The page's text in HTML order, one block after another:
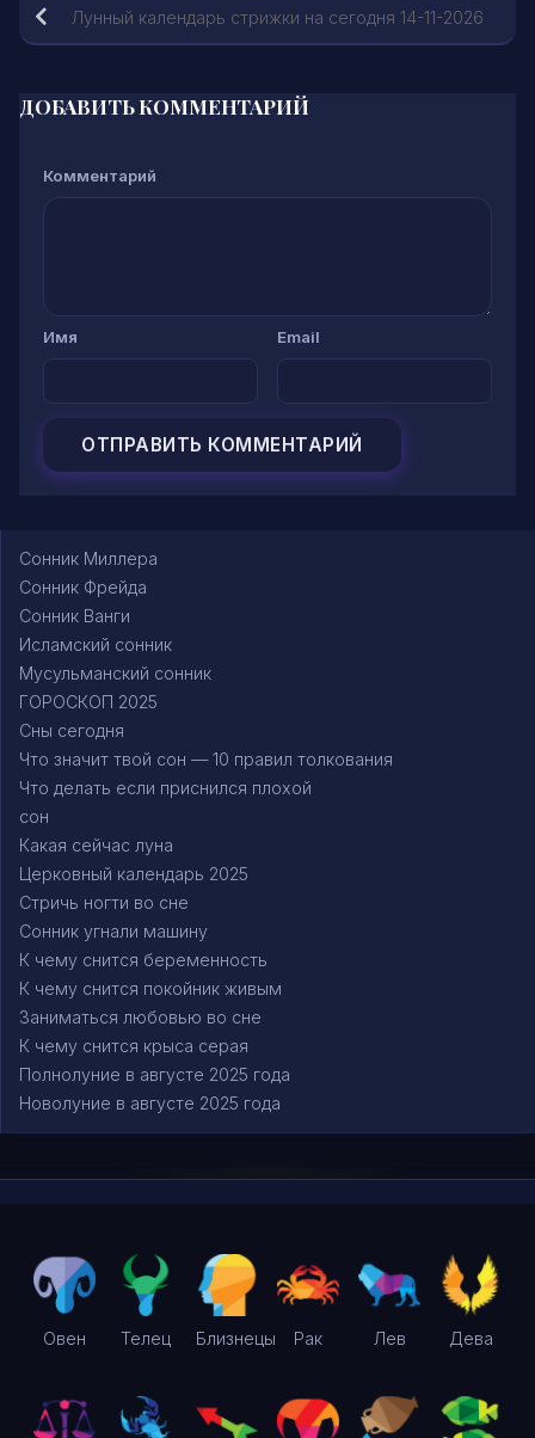
Лунный календарь стрижки на сегодня 14-11-2026
ДОБАВИТЬ КОММЕНТАРИЙ
Комментарий
Имя Email
Сонник Миллера
Сонник Фрейда
Сонник Ванги
Исламский сонник
Мусульманский сонник
ГОРОСКОП 2025
Сны сегодня
Что значит твой сон — 10 правил толкования
Что делать если приснился плохой
сон
Какая сейчас луна
Церковный календарь 2025
Стричь ногти во сне
Сонник угнали машину
К чему снится беременность
К чему снится покойник живым
Заниматься любовью во сне
К чему снится крыса серая
Полнолуние в августе 2025 года
Новолуние в августе 2025 года
Овен Телец Близнецы Рак Лев Дева